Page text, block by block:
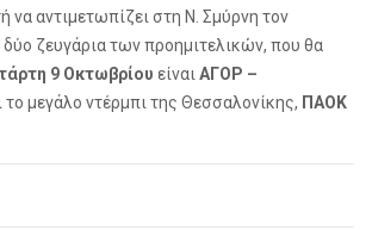
να αντιμετωπίζει στη Ν. Σμύρνη τον
δύο ζευγάρια των προημιτελικών, που θα
9 Οκτωβρίου είναι ΑΓΟΡ –
το μεγάλο ντέρμπι της Θεσσαλονίκης, ΠΑΟΚ